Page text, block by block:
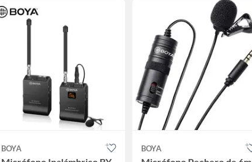
BOYA BOYA